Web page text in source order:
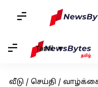
Tamil
வீடு / செய்தி /